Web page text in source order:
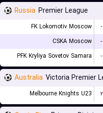
Russia Premier League
FK Lokomotiv Moscow -
CSKA Moscow
-
PFK Kryliya Sovetov Samara
-
Australia Victoria Premier
Melbourne Knights U23 ۲